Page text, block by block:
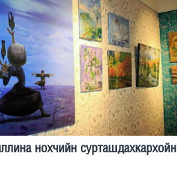
нохчийн сурташдахкархойн